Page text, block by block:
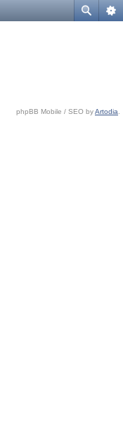
phpBB Mobile / SEO byArtodia